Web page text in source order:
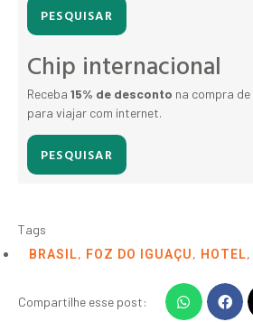
PESQUISAR
Chip internacional
Receba 15% de desconto na compra
para viajar com internet.
PESQUISAR
Tags
BRASIL, FOZ DO IGUAÇU, HOTEL,
Compartilhe esse post: